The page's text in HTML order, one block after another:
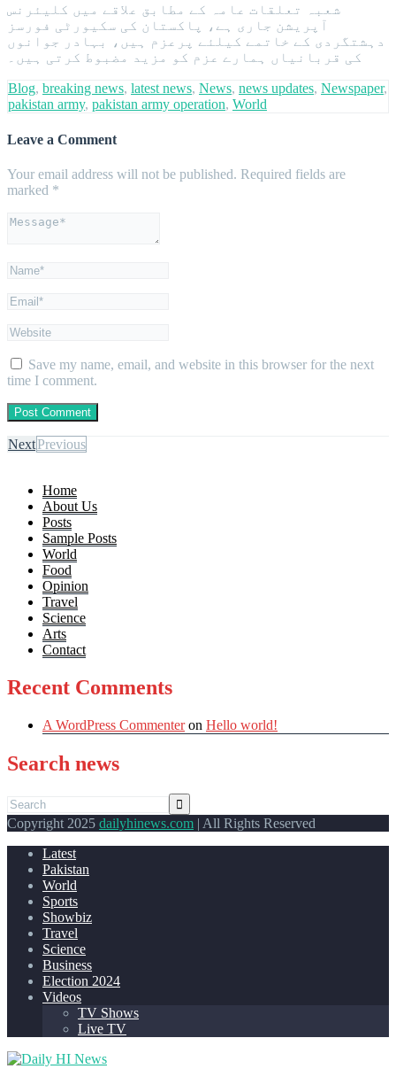
شعبہ تعلقات عامہ کے مطابق علاقے میں کلیئرنس
آپریشن جاری ہے، پاکستان کی سکیورٹی فورسز
دہشتگردی کے خاتمے کیلئے پرعزم ہیں، بہادر جوانوں
کی قربانیاں ہمارے عزم کو مزید مضبوط کرتی ہیں۔
Blog, breaking news, latest news, News, news updates, Newspaper,
pakistan army, pakistan army operation, World
Leave a Comment
Your email address will not be published. Required fields are
marked *
Save my name, email, and website in this browser for the next
time I comment.
NextPrevious
Home
About Us
Posts
Sample Posts
World
Food
Opinion
Travel
Science
Arts
Contact
Recent Comments
A WordPress Commenteron Hello world!
Search news
Copyright 2025 dailyhinews.com | All Rights Reserved
Latest
Pakistan
World
Sports
Showbiz
Travel
Science
Business
Election 2024
Videos
TV Shows
Live TV